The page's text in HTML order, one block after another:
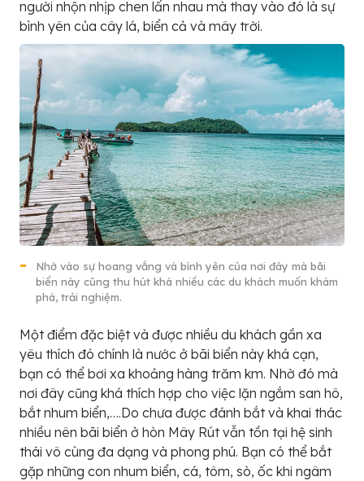
người nhộn nhịp chen lấn nhau mà thay vào đó là sự
bình yên của cây lá, biển cả và mây trời.
Nhờ vào sự hoang vắng và bình yên của nơi đây mà bãi
biển này cũng thu hút khá nhiều các du khách muốn khám
phá, trải nghiệm.
Một điểm đặc biệt và được nhiều du khách gần xa
yêu thích đó chính là nước ở bãi biển này khá cạn,
bạn có thể bơi xa khoảng hàng trăm km. Nhờ đó mà
nơi đây cũng khá thích hợp cho việc lặn ngắm san hô,
bắt nhum biển,….Do chưa được đánh bắt và khai thác
nhiều nên bãi biển ở hòn Mây Rút vẫn tồn tại hệ sinh
thái vô cùng đa dạng và phong phú. Bạn có thể bắt
gặp những con nhum biển, cá, tôm, sò, ốc khi ngâm